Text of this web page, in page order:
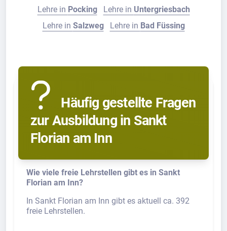
Lehre in Pocking Lehre in Untergriesbach
Lehre in Salzweg Lehre in Bad Füssing
Häufig gestellte Fragen
zur Ausbildung in Sankt
Florian am Inn
Wie viele freie Lehrstellen gibt es in Sankt
Florian am Inn?
In Sankt Florian am Inn gibt es aktuell ca. 392
freie Lehrstellen.